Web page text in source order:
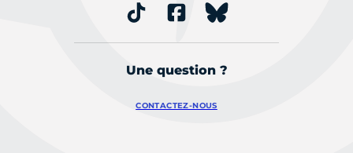
Une question ?
CONTACTEZ-NOUS